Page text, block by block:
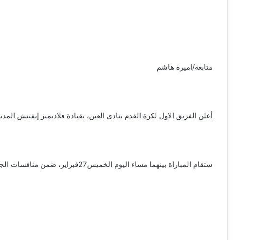
متابعة/اميرة هاشم
أعلن الفريق الاول لكرة القدم بنادي العين، بقيادة فلاديمير إيفيتش
ستقام المباراة بينهما مساء اليوم الخميس27فبراير، ضمن منافسات الجولة 18، علي ملعب ستاد “أل نهيان” بمدينة أبوظبي لموسم2024_2025.